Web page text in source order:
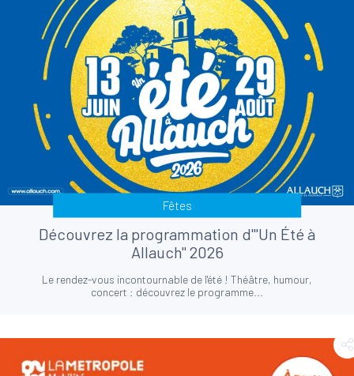
Fêtes
Découvrez la programmation d'"Un Été à
Allauch" 2026
Le rendez-vous incontournable de l'été ! Théâtre, humour,
concert : découvrez le programme...